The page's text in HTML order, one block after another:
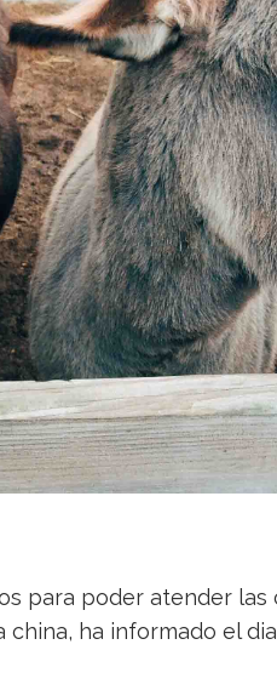
para poder atender las
ha informado el